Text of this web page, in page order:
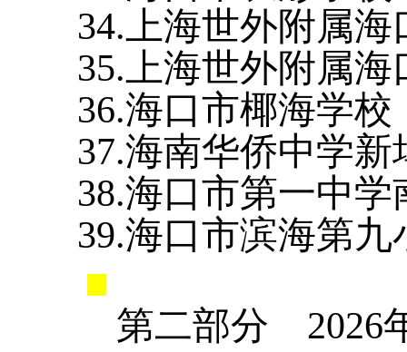
34.上海世外附属海
35.上海世外附属海
36.海口市椰海学校
37.海南华侨中学新
38.海口市第一中学
39.海口市滨海第
第二部分 2026